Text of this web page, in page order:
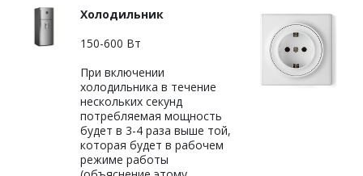
Холодильник
150-600 Вт
При включении
холодильника в течение
нескольких секунд
потребляемая мощность
будет в 3-4 раза выше той,
которая будет в рабочем
режиме работы